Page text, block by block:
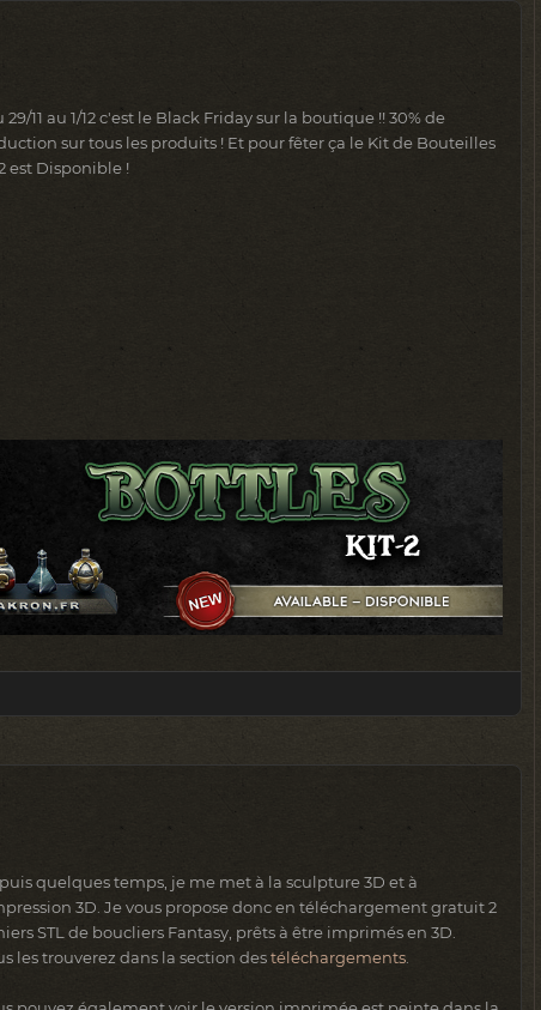
29/11 au 1/12 c'est le Black Friday sur la boutique !! 30% de
sur tous les produits ! Et pour fêter ça le Kit de Bouteilles
est Disponible !
quelques temps, je me met à la sculpture 3D et à
3D. Je vous propose donc en téléchargement gratuit 2
STL de boucliers Fantasy, prêts à être imprimés en 3D.
les trouverez dans la section destéléchargements